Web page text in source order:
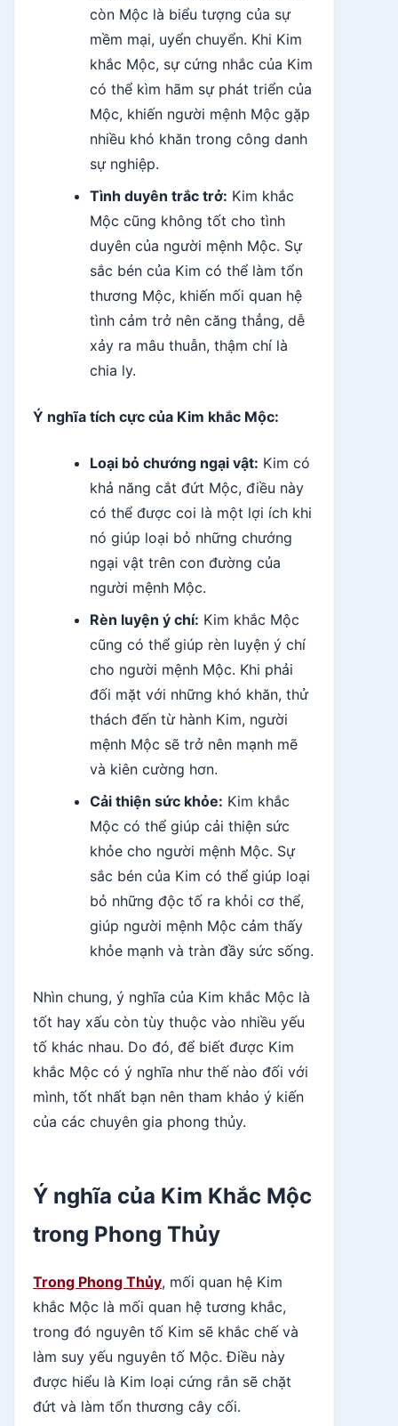
còn Mộc là biểu tượng của sự
mềm mại, uyển chuyển. Khi Kim
khắc Mộc, sự cứng nhắc của Kim
có thể kìm hãm sự phát triển của
Mộc, khiến người mệnh Mộc gặp
nhiều khó khăn trong công danh
sự nghiệp.
Tình duyên trắc trở: Kim khắc
Mộc cũng không tốt cho tình
duyên của người mệnh Mộc. Sự
sắc bén của Kim có thể làm tổn
thương Mộc, khiến mối quan hệ
tình cảm trở nên căng thẳng, dễ
xảy ra mâu thuẫn, thậm chí là
chia ly.
Ý nghĩa tích cực của Kim khắc Mộc:
Loại bỏ chướng ngại vật: Kim có
khả năng cắt đứt Mộc, điều này
có thể được coi là một lợi ích khi
nó giúp loại bỏ những chướng
ngại vật trên con đường của
người mệnh Mộc.
Rèn luyện ý chí: Kim khắc Mộc
cũng có thể giúp rèn luyện ý chí
cho người mệnh Mộc. Khi phải
đối mặt với những khó khăn, thử
thách đến từ hành Kim, người
mệnh Mộc sẽ trở nên mạnh mẽ
và kiên cường hơn.
Cải thiện sức khỏe: Kim khắc
Mộc có thể giúp cải thiện sức
khỏe cho người mệnh Mộc. Sự
sắc bén của Kim có thể giúp loại
bỏ những độc tố ra khỏi cơ thể,
giúp người mệnh Mộc cảm thấy
khỏe mạnh và tràn đầy sức sống.
Nhìn chung, ý nghĩa của Kim khắc Mộc là
tốt hay xấu còn tùy thuộc vào nhiều yếu
tố khác nhau. Do đó, để biết được Kim
khắc Mộc có ý nghĩa như thế nào đối với
mình, tốt nhất bạn nên tham khảo ý kiến
của các chuyên gia phong thủy.
Ý nghĩa của Kim Khắc Mộc
trong Phong Thủy
Trong Phong Thủy, mối quan hệ Kim
khắc Mộc là mối quan hệ tương khắc,
trong đó nguyên tố Kim sẽ khắc chế và
làm suy yếu nguyên tố Mộc. Điều này
được hiểu là Kim loại cứng rắn sẽ chặt
đứt và làm tổn thương cây cối.